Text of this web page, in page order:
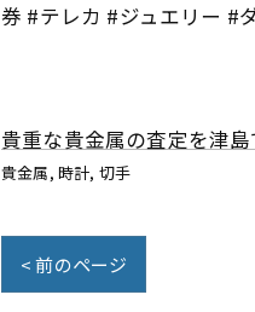
券 #テレカ #ジュエリー #
貴重な貴金属の査定を津
貴金属 時計 切手
< 前のページ